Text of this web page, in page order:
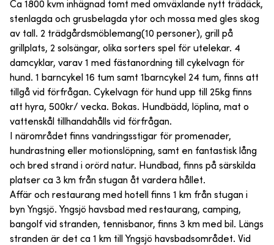
Ca 1800 kvm inhägnad tomt med omväxlande nytt trädäck,
stenlagda och grusbelagda ytor och mossa med gles skog
av tall. 2 trädgårdsmöblemang(10 personer), grill på
grillplats, 2 solsängar, olika sorters spel för utelekar. 4
damcyklar, varav 1 med fästanordning till cykelvagn för
hund. 1 barncykel 16 tum samt 1barncykel 24 tum, finns att
tillgå vid förfrågan. Cykelvagn för hund upp till 25kg finns
att hyra, 500kr/ vecka. Bokas. Hundbädd, löplina, mat o
vattenskål tillhandahålls vid förfrågan.
I närområdet finns vandringsstigar för promenader,
hundrastning eller motionslöpning, samt en fantastisk lång
och bred strand i orörd natur. Hundbad, finns på särskilda
platser ca 3 km från stugan åt vardera hållet.
Affär och restaurang med hotell finns 1 km från stugan i
byn Yngsjö. Yngsjö havsbad med restaurang, camping,
bangolf vid stranden, tennisbanor, finns 3 km med bil. Längs
stranden är det ca 1 km till Yngsjö havsbadsområdet. Vid